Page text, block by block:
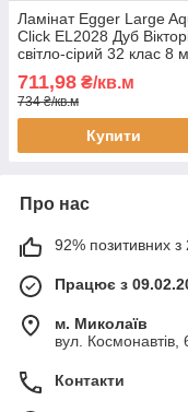
Ламінат Egger Large
Click EL2028 Дуб
світло-сірий 32 клас 8
години, широка дошка,
фаскою
711,98 ₴/кв.м
734 ₴/кв.м
Купити
Про нас
92% позитивних з
Працює з
м. Миколаїв
вул. Космонавтів,
Контакти